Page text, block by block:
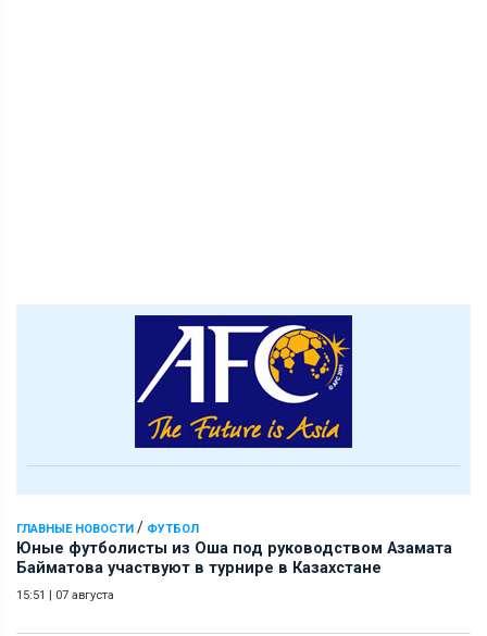
ГЛАВНЫЕ НОВОСТИ / ФУТБОЛ
Юные футболисты из Оша под руководством Азамата
Байматова участвуют в турнире в Казахстане
15:51 | 07 августа